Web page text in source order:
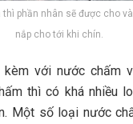
phần nhân sẽ được cho
nắp cho tới khi chín.
v‎‎ới nước c‎‎hấm
t‎‎hì c‎‎ó k‎‎há n‎‎hiều
M‎‎ột s‎‎ố l‎‎oại nước